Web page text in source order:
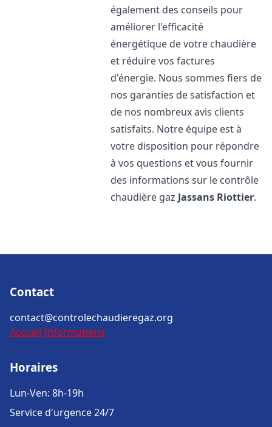
également des conseils pour
améliorer l'efficacité
énergétique de votre chaudière
et réduire vos factures
d'énergie. Nous sommes fiers de
nos garanties de satisfaction et
de nos nombreux avis clients
satisfaits. Notre équipe est à
votre disposition pour répondre
à vos questions et vous fournir
des informations sur le contrôle
chaudière gaz Jassans Riottier.
Contact
contact@controlechaudieregaz.org
Accueil Informations
Horaires
Lun-Ven: 8h-19h
Service d'urgence 24/7